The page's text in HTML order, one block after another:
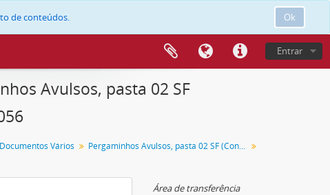
Ok
de conteúdos.
Entrar
Avulsos, pasta 02 SF
Documentos Vários
Pergaminhos Avulsos, pasta 02 SF (Convento de São Francisco de Évora).
Área de transferência